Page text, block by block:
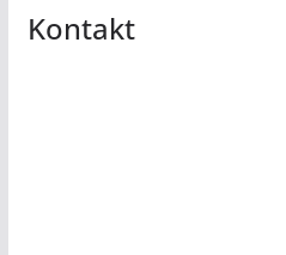
Kontakt